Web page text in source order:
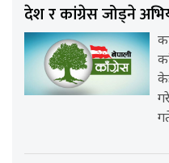
देश र कांग्रेस जोड्ने